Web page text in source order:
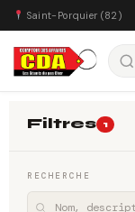
Saint-Porquier (82)
Filtres 1
RECHERCHE